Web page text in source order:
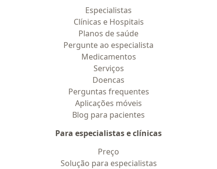
Especialistas
Clínicas e Hospitais
Planos de saúde
Pergunte ao especialista
Medicamentos
Serviços
Doencas
Perguntas frequentes
Aplicações móveis
Blog para pacientes
Para especialistas e clínicas
Preço
Solução para especialistas